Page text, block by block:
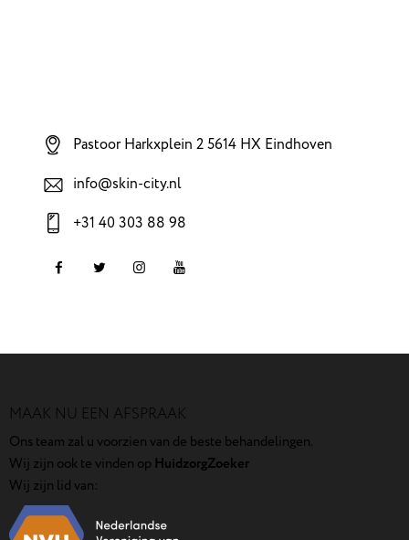
Pastoor Harkxplein 2 5614 HX Eindhoven
info@skin-city.nl
+31 40 303 88 98
MAAK NU EEN AFSPRAAK
Ons team zal u voorzien van de beste behandelingen.
Wij zijn ook te vinden op HuidzorgZoeker
Wij zijn lid van: